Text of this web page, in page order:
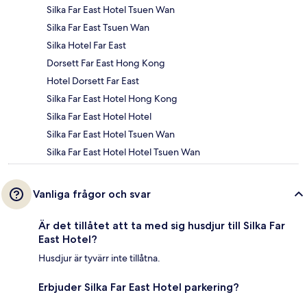
Silka Far East Hotel Tsuen Wan
Silka Far East Tsuen Wan
Silka Hotel Far East
Dorsett Far East Hong Kong
Hotel Dorsett Far East
Silka Far East Hotel Hong Kong
Silka Far East Hotel Hotel
Silka Far East Hotel Tsuen Wan
Silka Far East Hotel Hotel Tsuen Wan
Vanliga frågor och svar
Är det tillåtet att ta med sig husdjur till Silka Far
East Hotel?
Husdjur är tyvärr inte tillåtna.
Erbjuder Silka Far East Hotel parkering?